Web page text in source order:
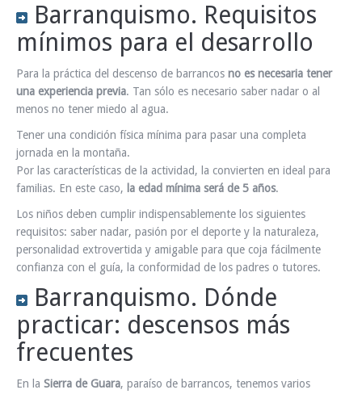
Barranquismo. Requisitos
mínimos para el desarrollo
Para la práctica del descenso de barrancos no es necesaria tener
una experiencia previa. Tan sólo es necesario saber nadar o al
menos no tener miedo al agua.
Tener una condición física mínima para pasar una completa
jornada en la montaña.
Por las características de la actividad, la convierten en ideal para
familias. En este caso, la edad mínima será de 5 años.
Los niños deben cumplir indispensablemente los siguientes
requisitos: saber nadar, pasión por el deporte y la naturaleza,
personalidad extrovertida y amigable para que coja fácilmente
confianza con el guía, la conformidad de los padres o tutores.
Barranquismo. Dónde
practicar: descensos más
frecuentes
En la Sierra de Guara, paraíso de barrancos, tenemos varios